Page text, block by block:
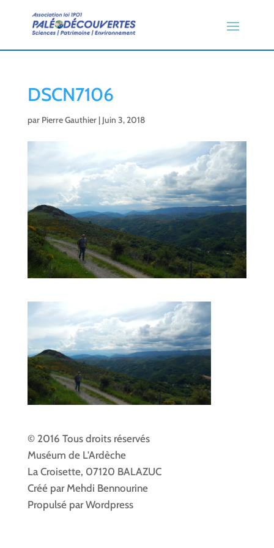
DSCN7106
par Pierre Gauthier| Juin 3, 2018
© 2016 Tous droits réservés
Muséum de L'Ardèche
La Croisette, 07120 BALAZUC
Créé par Mehdi Bennourine
Propulsé par Wordpress